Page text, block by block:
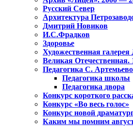
Русский Север
Архитектура
Дмитрий Новиков
И.С.Фрадков
Здоровье
Художественная
Великая Отечественная.
Педагогика С.
Педагогика школы
Педагогика двора
Конкурс короткого
Конкурс «Во весь голос»
Конкурс новой
Каким мы помним